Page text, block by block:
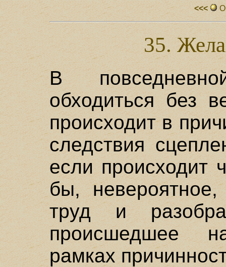
<<<
35.
В
обходиться без
происходит в
следствия
если происходит
бы,
труд и
происшедшее
рамках